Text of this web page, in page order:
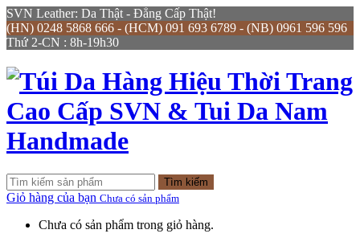
SVN Leather: Da Thật - Đẳng Cấp Thật!
(HN) 0248 5868 666 - (HCM) 091 693 6789 - (NB) 0961 596 596
Thứ 2-CN : 8h-19h30
Tìm kiếm
Giỏ hàng của bạn Chưa có sản phẩm
Chưa có sản phẩm trong giỏ hàng.